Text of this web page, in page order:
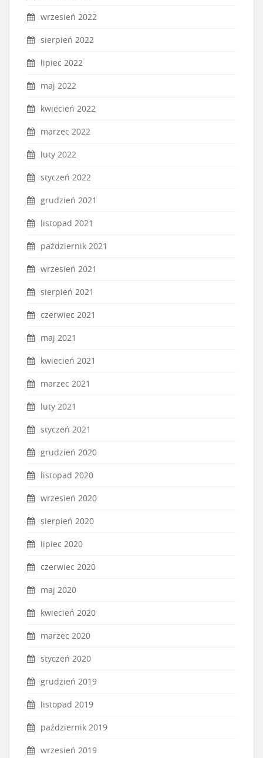
wrzesień 2022
sierpień 2022
lipiec 2022
maj 2022
kwiecień 2022
marzec 2022
luty 2022
styczeń 2022
grudzień 2021
listopad 2021
październik 2021
wrzesień 2021
sierpień 2021
czerwiec 2021
maj 2021
kwiecień 2021
marzec 2021
luty 2021
styczeń 2021
grudzień 2020
listopad 2020
wrzesień 2020
sierpień 2020
lipiec 2020
czerwiec 2020
maj 2020
kwiecień 2020
marzec 2020
styczeń 2020
grudzień 2019
listopad 2019
październik 2019
wrzesień 2019